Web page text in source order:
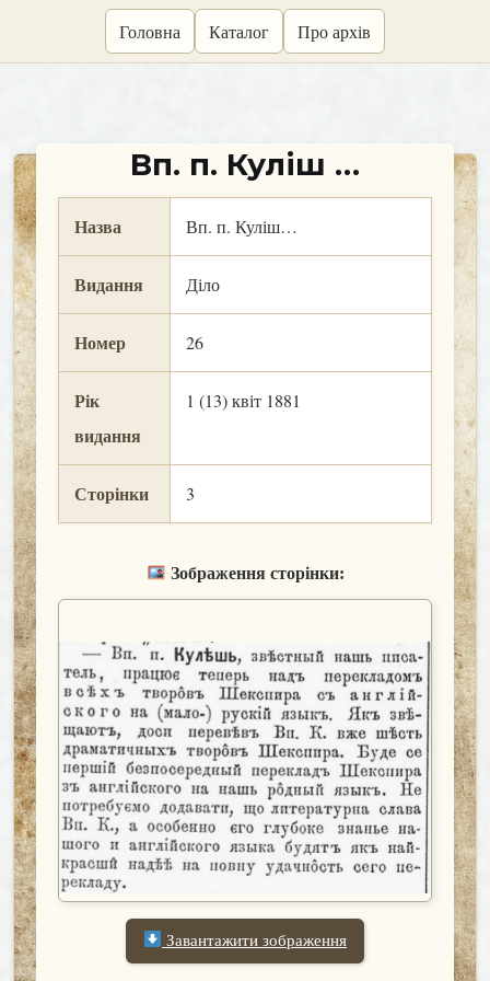
Головна Каталог Про архів
Вп. п. Куліш …
Назва Вп. п. Куліш…
Видання Діло
Номер 26
Рік
видання
1 (13) квіт 1881
Сторінки 3
Зображення сторінки:
Завантажити зображення